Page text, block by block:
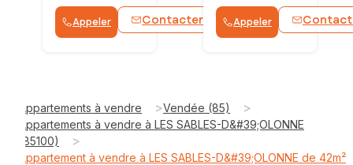
Appeler Contacter WhatsApp
Appeler
Appartements à vendre >Vendée (85) >
Appartements à vendre à LES SABLES-D&#39;OLONNE
(85100)
>
Appartement à vendre à LES SABLES-D&#39;OLONNE de 42m²